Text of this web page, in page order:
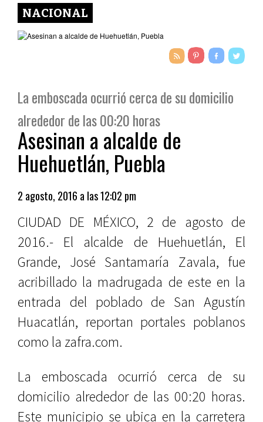
NACIONAL
La emboscada ocurrió cerca de su domicilio
alrededor de las 00:20 horas
Asesinan a alcalde de
Huehuetlán, Puebla
2 agosto, 2016 a las 12:02 pm
CIUDAD DE MÉXICO, 2 de agosto de
2016.- El alcalde de Huehuetlán, El
Grande, José Santamaría Zavala, fue
acribillado la madrugada de este en la
entrada del poblado de San Agustín
Huacatlán, reportan portales poblanos
como la zafra.com.
La emboscada ocurrió cerca de su
domicilio alrededor de las 00:20 horas.
Este municipio se ubica en la carretera